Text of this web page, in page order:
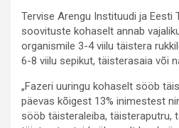
Tervise Arengu Instituudi ja Eesti
soovituste kohaselt annab
organismile 3-4 viilu täistera
6-8 viilu sepikut, täisterasaia või
„Fazeri uuringu kohaselt sööb
päevas kõigest 13% inimestest
sööb täisteraleiba, täisteraputru,